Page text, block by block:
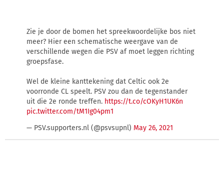
Zie je door de bomen het spreekwoordelijke bos niet
meer? Hier een schematische weergave van de
verschillende wegen die PSV af moet leggen richting
groepsfase.
Wel de kleine kanttekening dat Celtic ook 2e
voorronde CL speelt. PSV zou dan de tegenstander
uit die 2e ronde treffen. https://t.co/cOKyH1UK6n
pic.twitter.com/tM1Ig04pm1
— PSV.supporters.nl (@psvsupnl) May 26, 2021